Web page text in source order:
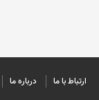
ارتباط با ما درباره ما